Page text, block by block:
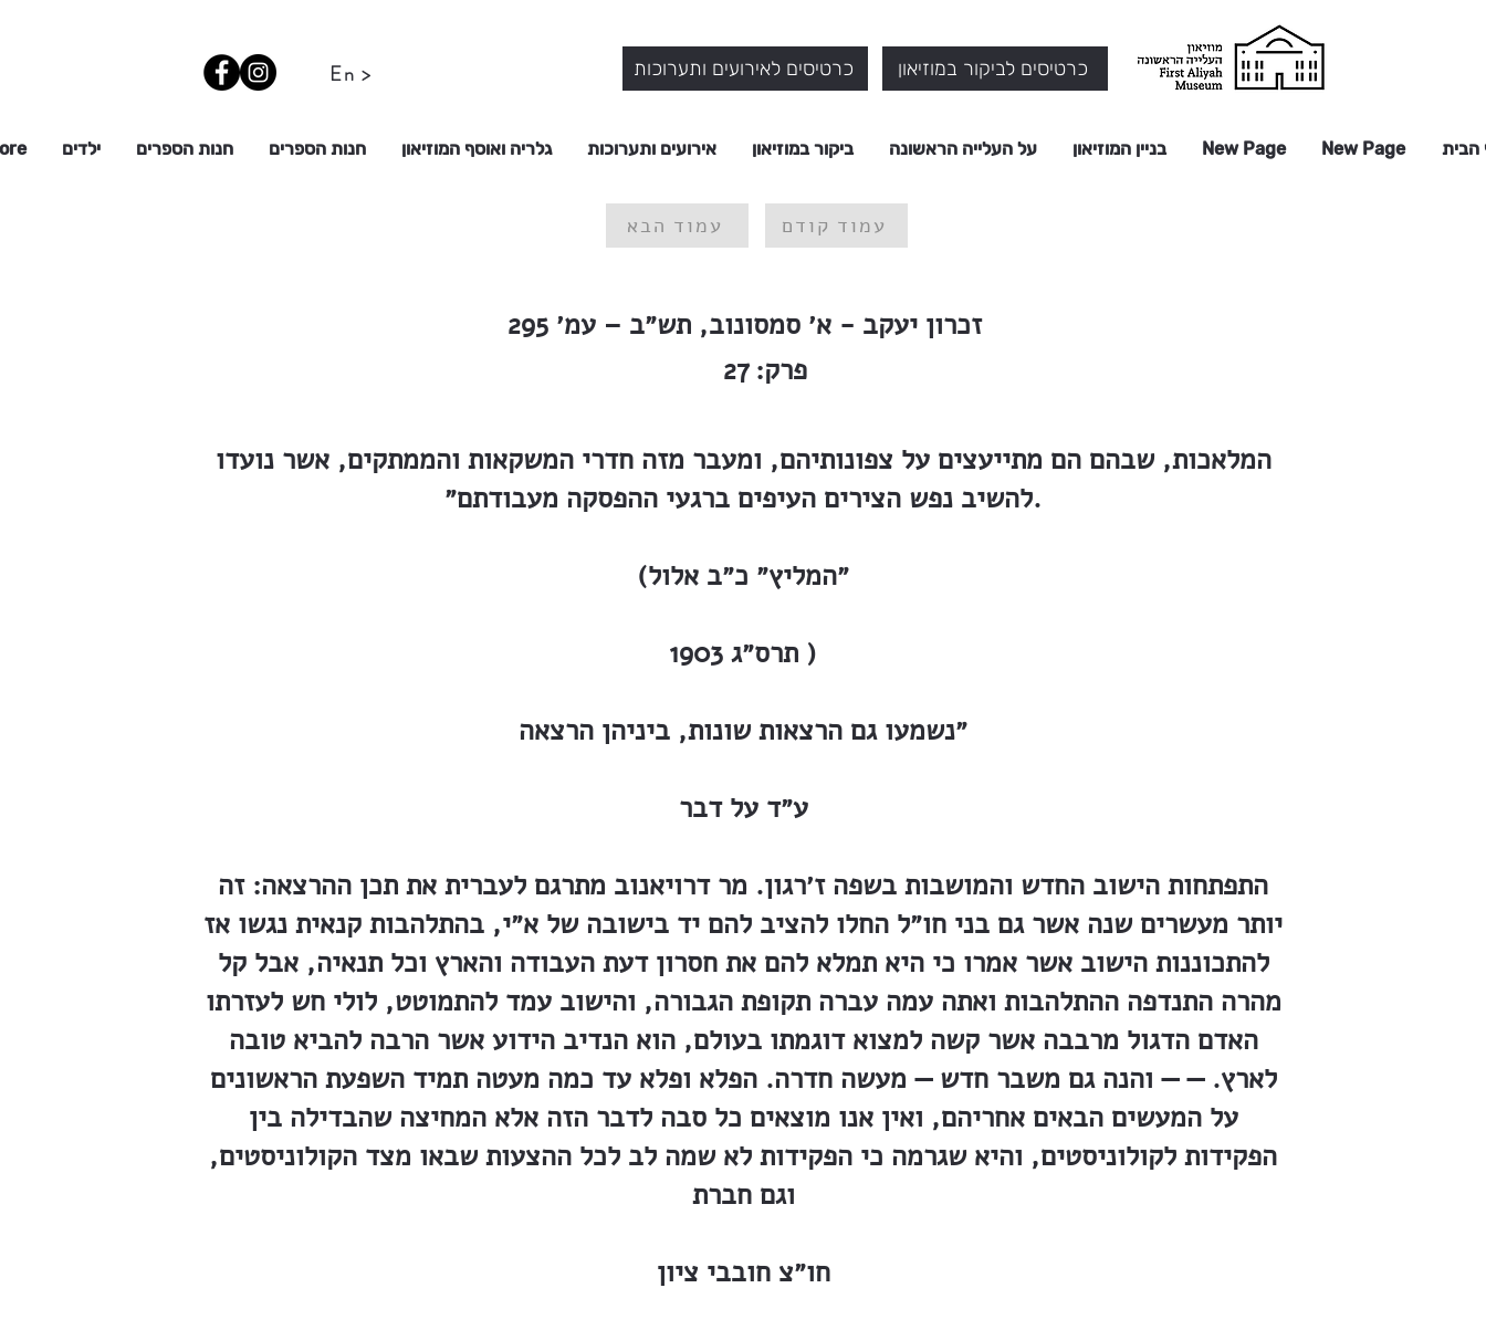
En > כרטיסים לאירועים ותערוכות כרטיסים לביקור במוזיאון
הבית New Page
New Page בניין המוזיאון על העלייה הראשונה ביקור במוזיאון אירועים ותערוכות גלריה ואוסף המוזיאון חנות הספרים חנות הספרים ילדים
עמוד הבא עמוד קודם
זכרון יעקב - א׳ סמסונוב, תש״ב – עמ׳ 295
27 פרק:
המלאכות, שבהם הם מתייעצים על צפונותיהם, ומעבר מזה חדרי המשקאות והממתקים, אשר נועדו
להשיב נפש הצירים העיפים ברגעי ההפסקה מעבודתם״.
(״המליץ״ כ״ב אלול
תרס״ג 1903 )
״נשמעו גם הרצאות שונות, ביניהן הרצאה
ע״ד על דבר
התפתחות הישוב החדש והמושבות בשפה ז׳רגון. מר דרויאנוב מתרגם לעברית את תכן ההרצאה: זה
יותר מעשרים שנה אשר גם בני חו״ל החלו להציב להם יד בישובה של א״י, בהתלהבות קנאית נגשו אז
להתכוננות הישוב אשר אמרו כי היא תמלא להם את חסרון דעת העבודה והארץ וכל תנאיה, אבל קל
מהרה התנדפה ההתלהבות ואתה עמה עברה תקופת הגבורה, והישוב עמד להתמוטט, לולי חש לעזרתו
האדם הדגול מרבבה אשר קשה למצוא דוגמתו בעולם, הוא הנדיב הידוע אשר הרבה להביא טובה
לארץ. — — והנה גם משבר חדש — מעשה חדרה. הפלא ופלא עד כמה מעטה תמיד השפעת הראשונים
על המעשים הבאים אחריהם, ואין אנו מוצאים כל סבה לדבר הזה אלא המחיצה שהבדילה בין
הפקידות לקולוניסטים, והיא שגרמה כי הפקידות לא שמה לב לכל ההצעות שבאו מצד הקולוניסטים,
וגם חברת
חו״צ חובבי ציון